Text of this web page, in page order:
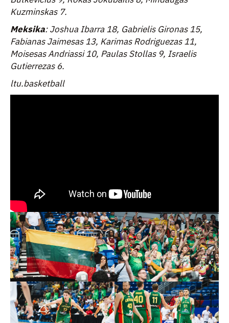
Kuzminskas 7.
Meksika: Joshua Ibarra 18, Gabrielis Gironas 15,
Fabianas Jaimesas 13, Karimas Rodriguezas 11,
Moisesas Andriassi 10, Paulas Stollas 9, Israelis
Gutierrezas 6.
ltu.basketball